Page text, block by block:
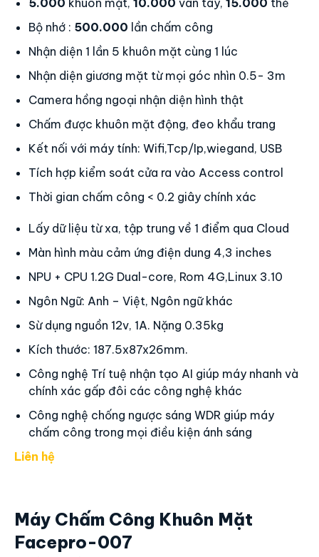
Máy Chấm Công Khuôn Mặt
Facepro-008
Thông số kỹ thuật
QR) chất liệu Plastic
5.000khuôn mặt,10.000vân tay,15.000thẻ
Bộ nhớ :500.000lần chấm công
Nhận diện 1 lần 5 khuôn mặt cùng 1 lúc
Nhận diện giương mặt từ mọi góc nhìn 0.5- 3m
Camera hồng ngoại nhận diện hình thật
Chấm được khuôn mặt động, đeo khẩu trang
Kết nối với máy tính: Wifi,Tcp/Ip,wiegand, USB
Tích hợp kiểm soát cửa ra vào Access control
Thời gian chấm công < 0.2 giây chính xác
Màn hình màu cảm ứng điện dung 4,3 inches
NPU + CPU 1.2G Dual-core, Rom 4G,Linux 3.10
Kích thước: 187.5x87x26mm.
Công nghệ Trí tuệ nhận tạo AI giúp máy nhanh và